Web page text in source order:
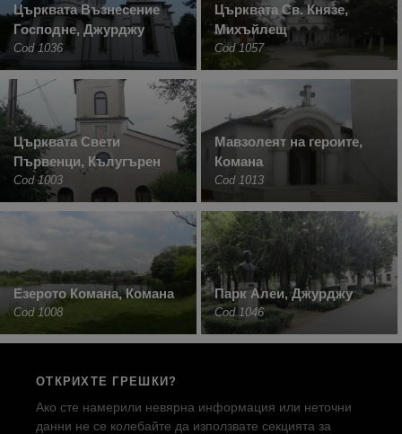
Църквата Възнесение
Господне, Джурджу
Cod 1036
Църквата Св. Князе,
Михъйлещ
Cod 1057
Църквата Свети
Първенци, Кълугърен
Cod 1003
Мавзолеят на героите,
Комана
Cod 1013
Езерото Комана, Комана
Cod 1008
Парк Алеи, Джурджу
Cod 1046
ОТКРИХТЕ ГРЕШКИ?
Ако сте намерили невярна информация или неточни
данни не се колебайте да използвате секцията за